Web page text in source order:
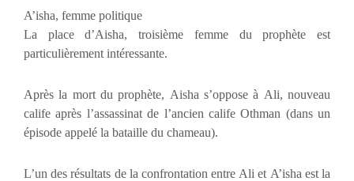
A’isha, femme politique
La place d’Aisha, troisième femme du prophète est
particulièrement intéressante.
Après la mort du prophète, Aisha s’oppose à Ali, nouveau
calife après l’assassinat de l’ancien calife Othman (dans un
épisode appelé la bataille du chameau).
L’un des résultats de la confrontation entre Ali et A’isha est la